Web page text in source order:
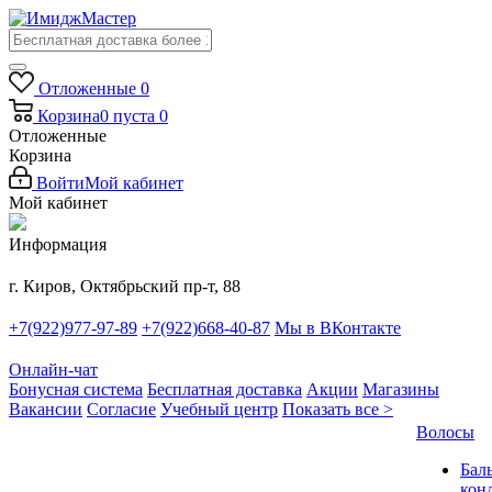
Отложенные 0
Корзина0 пуста 0
Отложенные
Корзина
ВойтиМой кабинет
Мой кабинет
Информация
г. Киров, Октябрьский пр-т, 88
+7(922)977-97-89 +7(922)668-40-87 Мы в ВКонтакте
Онлайн-чат
Бонусная система Бесплатная доставка Акции Магазины
Вакансии Согласие Учебный центр Показать все >
Волосы